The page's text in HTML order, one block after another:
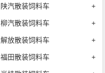
陕汽散装饲料车 +
柳汽散装饲料车 +
解放散装饲料车 +
福田散装饲料车 +